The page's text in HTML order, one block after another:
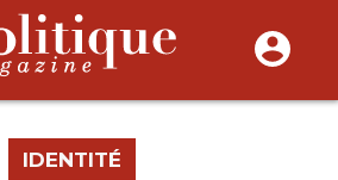
IDENTITÉ